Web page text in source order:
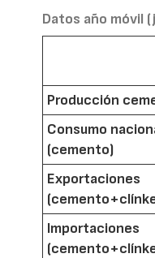
Datos año móvil
Producción
Consumo
(cemento)
Exportaciones
Importaciones